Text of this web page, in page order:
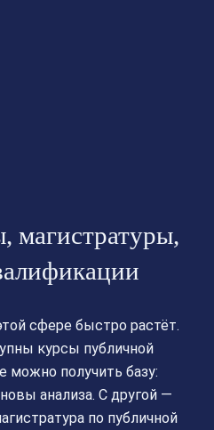
магистратуры,
сфере быстро растёт.
курсы публичной
можно получить базу:
анализа. С другой —
по публичной